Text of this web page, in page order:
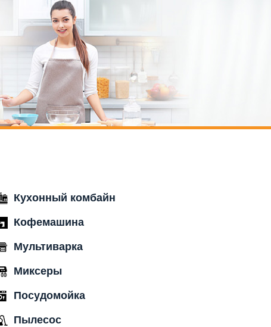
Кухонный комбайн
Кофемашина
Мультиварка
Миксеры
Посудомойка
Пылесос